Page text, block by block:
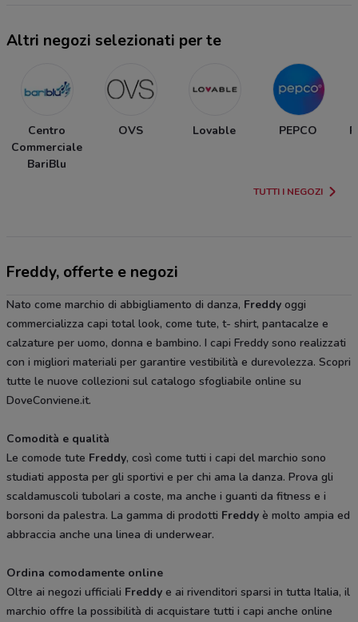
Altri negozi selezionati per te
Centro
Commerciale
BariBlu
OVS Lovable PEPCO
TUTTI I NEGOZI
Freddy, offerte e negozi
Nato come marchio di abbigliamento di danza, Freddy oggi
commercializza capi total look, come tute, t- shirt, pantacalze e
calzature per uomo, donna e bambino. I capi Freddy sono realizzati
con i migliori materiali per garantire vestibilità e durevolezza. Scopri
tutte le nuove collezioni sul catalogo sfogliabile online su
DoveConviene.it.
Comodità e qualità
Le comode tute Freddy, così come tutti i capi del marchio sono
studiati apposta per gli sportivi e per chi ama la danza. Prova gli
scaldamuscoli tubolari a coste, ma anche i guanti da fitness e i
borsoni da palestra. La gamma di prodotti Freddy è molto ampia ed
abbraccia anche una linea di underwear.
Ordina comodamente online
Oltre ai negozi ufficiali Freddy e ai rivenditori sparsi in tutta Italia, il
marchio offre la possibilità di acquistare tutti i capi anche online